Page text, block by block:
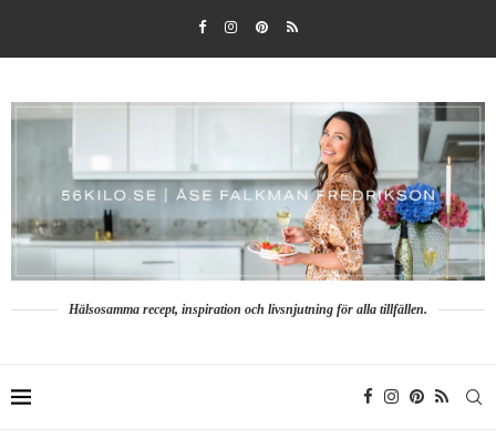
Hälsosamma recept, inspiration och livsnjutning för alla tillfällen.